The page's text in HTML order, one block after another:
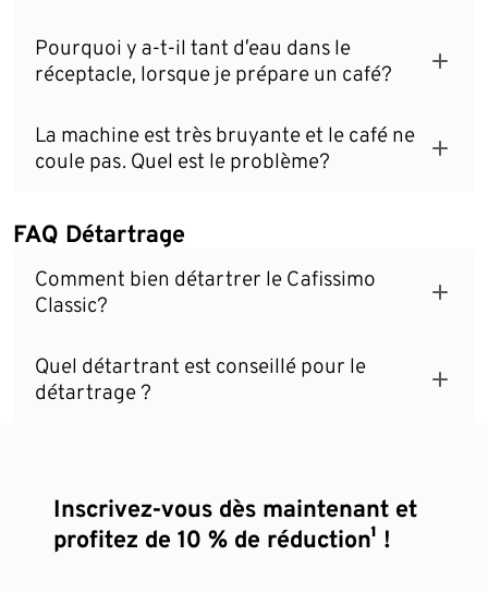
Pourquoi y a-t-il tant d’eau dans le
réceptacle, lorsque je prépare un café?
La machine est très bruyante et le café ne
coule pas. Quel est le problème?
FAQ Détartrage
Comment bien détartrer le Cafissimo
Classic?
Quel détartrant est conseillé pour le
détartrage ?
Inscrivez-vous dès maintenant et
profitez de 10 % de réduction¹ !